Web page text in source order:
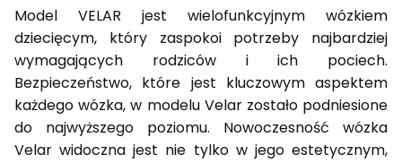
Model VELAR jest wielofunkcyjnym wózkiem
dziecięcym, który zaspokoi potrzeby najbardziej
wymagających rodziców i ich pociech.
Bezpieczeństwo, które jest kluczowym aspektem
każdego wózka, w modelu Velar zostało podniesione
do najwyższego poziomu. Nowoczesność wózka
Velar widoczna jest nie tylko w jego estetycznym,